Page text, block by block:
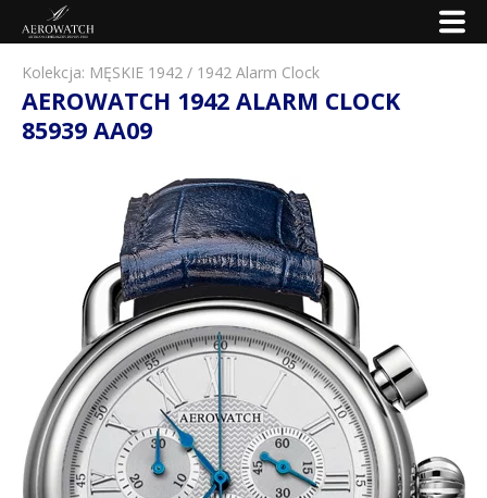
Kolekcja: MĘSKIE 1942 / 1942 Alarm Clock
AEROWATCH 1942 ALARM CLOCK
85939 AA09